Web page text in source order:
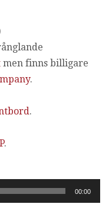
men finns billigare
.
.
.
00:00